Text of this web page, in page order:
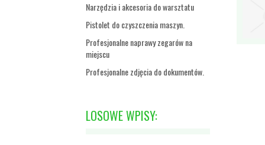
Narzędzia i akcesoria do warsztatu
Pistolet do czyszczenia maszyn.
Profesjonalne naprawy zegarów na
miejscu
Profesjonalne zdjęcia do dokumentów.
LOSOWE WPISY: